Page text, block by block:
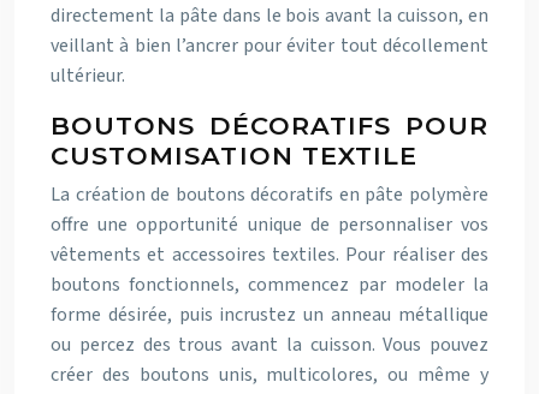
directement la pâte dans le bois avant la cuisson, en
veillant à bien l’ancrer pour éviter tout décollement
ultérieur.
BOUTONS DÉCORATIFS POUR
CUSTOMISATION TEXTILE
La création de boutons décoratifs en pâte polymère
offre une opportunité unique de personnaliser vos
vêtements et accessoires textiles. Pour réaliser des
boutons fonctionnels, commencez par modeler la
forme désirée, puis incrustez un anneau métallique
ou percez des trous avant la cuisson. Vous pouvez
créer des boutons unis, multicolores, ou même y